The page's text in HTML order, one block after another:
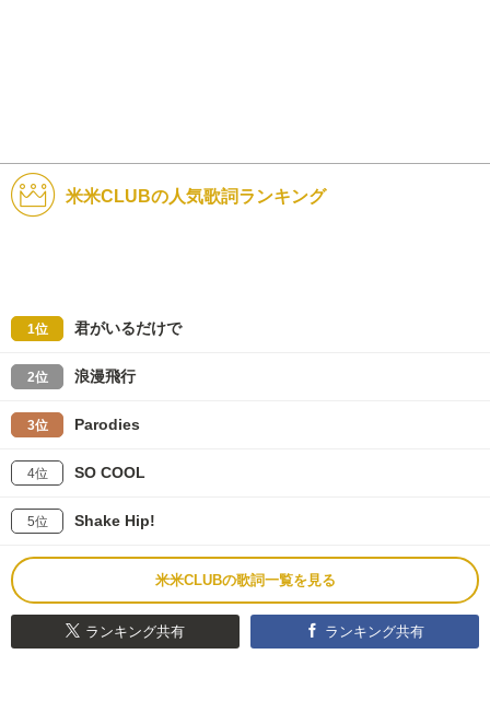
米米CLUBの人気歌詞ランキング
1位 君がいるだけで
2位 浪漫飛行
3位 Parodies
4位 SO COOL
5位 Shake Hip!
米米CLUBの歌詞一覧を見る
ランキング共有 ランキング共有